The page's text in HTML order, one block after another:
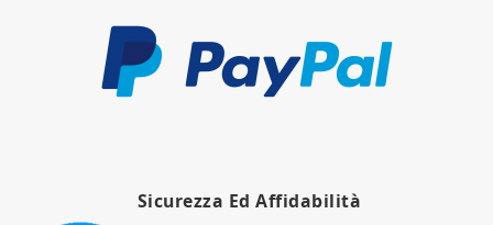
Sicurezza Ed Affidabilità